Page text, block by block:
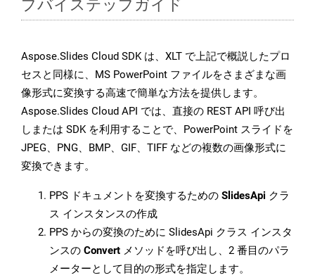
Aspose.Slides Cloud SDK は、XLT で上記で概説したプロ
セスと同様に、MS PowerPoint ファイルをさまざまな画
像形式に変換する高速で簡単な方法を提供します。
Aspose.Slides Cloud API では、直接の REST API 呼び出
しまたは SDK を利用することで、PowerPoint スライドを
JPEG、PNG、BMP、GIF、TIFF などの複数の画像形式に
変換できます。
PPS ドキュメントを変換するための SlidesApi クラ
ス インスタンスの作成
PPS からの変換のために SlidesApi クラス インスタ
ンスの Convert メソッドを呼び出し、2 番目のパラ
メーターとして目的の形式を指定します。